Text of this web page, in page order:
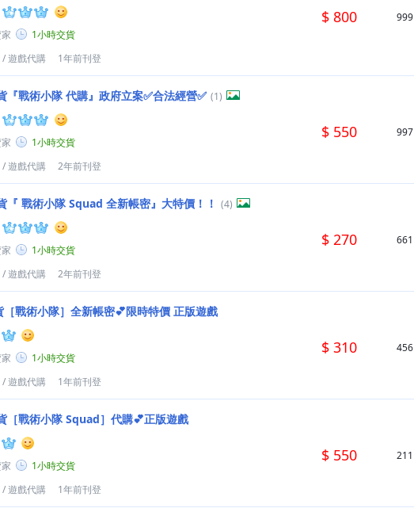
1小時交貨
/遊戲代購 1年前刊登
$ 800 999
『戰術小隊 代購』政府立案✅合法經營✅ (1)
1小時交貨
/遊戲代購 2年前刊登
$ 550 997
『 戰術小隊 Squad 全新帳密』大特價！！ (4)
1小時交貨
/遊戲代購 2年前刊登
$ 270 661
［戰術小隊］全新帳密💕限時特價 正版遊戲
1小時交貨
/遊戲代購 1年前刊登
$ 310 456
［戰術小隊 Squad］代購💕正版遊戲
1小時交貨
/遊戲代購 1年前刊登
$ 550 211